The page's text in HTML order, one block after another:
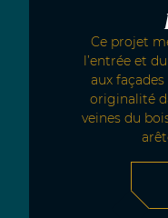
Ce projet
l’entrée et
aux
originalité
veines du